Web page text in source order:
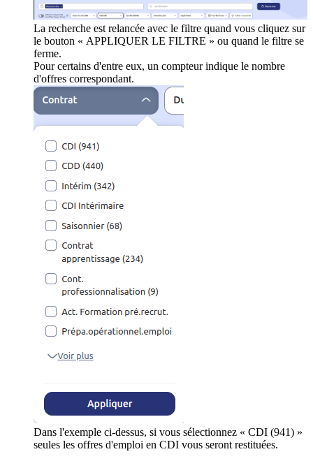
La recherche est relancée avec le filtre quand vous cliquez sur
le bouton « APPLIQUER LE FILTRE » ou quand le filtre se
ferme.
Pour certains d'entre eux, un compteur indique le nombre
d'offres correspondant.
Dans l'exemple ci-dessus, si vous sélectionnez « CDI (941) »
seules les offres d'emploi en CDI vous seront restituées.